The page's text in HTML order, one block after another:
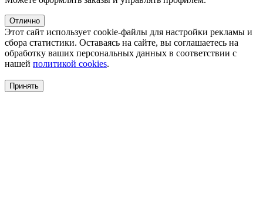
Отлично
Этот сайт использует cookie-файлы для настройки рекламы и
сбора статистики. Оставаясь на сайте, вы соглашаетесь на
обработку ваших персональных данных в соответствии с
нашей политикой cookies.
Принять